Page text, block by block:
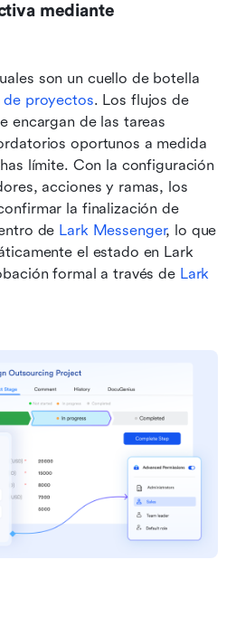
mediante
son un cuello de botella
de proyectos. Los flujos de
encargan de las tareas
oportunos a medida
límite. Con la configuración
acciones y ramas, los
la finalización de
de Lark Messenger, lo que
el estado en Lark
formal a través de Lark